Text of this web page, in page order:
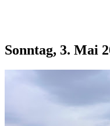
Sonntag, 3. Mai